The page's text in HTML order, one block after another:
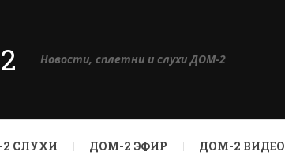
Новости, сплетни и слухи ДОМ-2
СЛУХИ ДОМ-2 ЭФИР ДОМ-2 ВИДЕО